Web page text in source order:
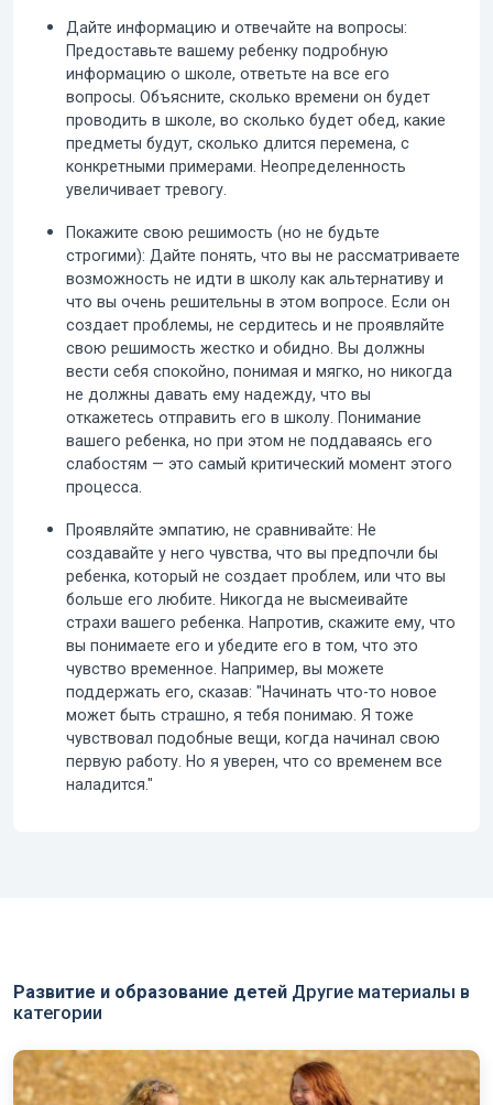
Дайте информацию и отвечайте на вопросы:
Предоставьте вашему ребенку подробную
информацию о школе, ответьте на все его
вопросы. Объясните, сколько времени он будет
проводить в школе, во сколько будет обед, какие
предметы будут, сколько длится перемена, с
конкретными примерами. Неопределенность
увеличивает тревогу.
Покажите свою решимость (но не будьте
строгими): Дайте понять, что вы не рассматриваете
возможность не идти в школу как альтернативу и
что вы очень решительны в этом вопросе. Если он
создает проблемы, не сердитесь и не проявляйте
свою решимость жестко и обидно. Вы должны
вести себя спокойно, понимая и мягко, но никогда
не должны давать ему надежду, что вы
откажетесь отправить его в школу. Понимание
вашего ребенка, но при этом не поддаваясь его
слабостям — это самый критический момент этого
процесса.
Проявляйте эмпатию, не сравнивайте: Не
создавайте у него чувства, что вы предпочли бы
ребенка, который не создает проблем, или что вы
больше его любите. Никогда не высмеивайте
страхи вашего ребенка. Напротив, скажите ему, что
вы понимаете его и убедите его в том, что это
чувство временное. Например, вы можете
поддержать его, сказав: "Начинать что-то новое
может быть страшно, я тебя понимаю. Я тоже
чувствовал подобные вещи, когда начинал свою
первую работу. Но я уверен, что со временем все
наладится."
Развитие и образование детей Другие материалы в
категории